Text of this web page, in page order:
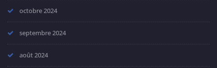
octobre 2024
septembre 2024
août 2024